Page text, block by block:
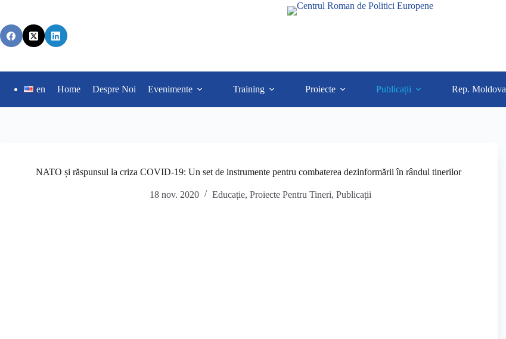
en Home Despre Noi Evenimente Training Proiecte Publicații Rep. Moldova
NATO și răspunsul la criza COVID-19: Un set de instrumente pentru combaterea dezinformării în rândul tinerilor
18 nov. 2020 Educație,Proiecte Pentru Tineri,Publicații